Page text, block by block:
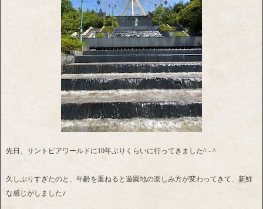
先日、サントピアワールドに10年ぶりくらいに行ってきました^ - ^
久しぶりすぎたのと、年齢を重ねると遊園地の楽しみ方が変わってきて、新鮮
な感じがしました♪